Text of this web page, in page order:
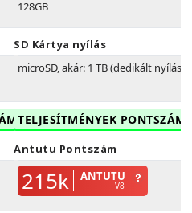
128GB
SD Kártya nyílás
microSD, akár: 1 TB (dedikált nyílás)
TELJESÍTMÉNYEK PONTSZÁM
Antutu Pontszám
215k ANTUTU
V8